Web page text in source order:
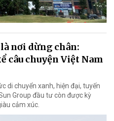
nơi dừng chân:
câu chuyện Việt Nam
di chuyển xanh, hiện đại, tuyến
Group đầu tư còn được kỳ
cảm xúc.